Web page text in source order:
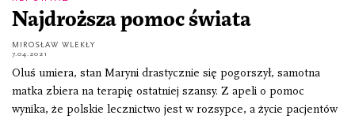
Najdroższa pomoc świata
MIROSŁAW WLEKŁY
7.04.2021
Oluś umiera, stan Maryni drastycznie się pogorszył, samotna
matka zbiera na terapię ostatniej szansy. Z apeli o pomoc
wynika, że polskie lecznictwo jest w rozsypce, a życie pacjentów